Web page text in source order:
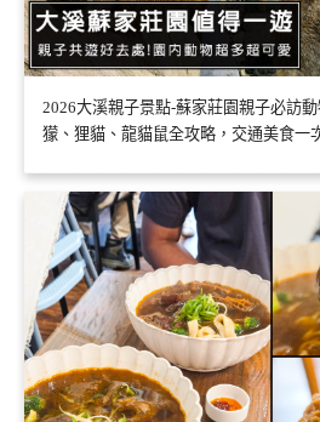
2026大溪親子景點-蘇家莊園親子必訪
獴、狸貓、龍貓鼠全攻略，交通美食一